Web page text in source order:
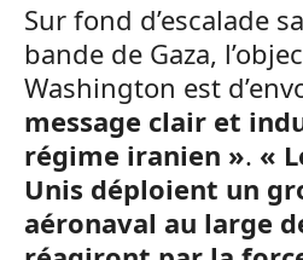
Sur fond d’escalade
bande de Gaza,
Washington est
message clair et
régime iranien ». «
Unis déploient un
aéronaval au large